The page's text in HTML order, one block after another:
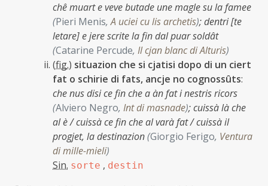
chê muart e veve butade une magle su la famee
(Pieri Menis,A uciei cu lis archetis);dentri [te
letare] e jere scrite la fin dal puar soldât
(Catarine Percude, Il cjan blanc di Alturis)
(fig.) situazion che si cjatisi dopo di un ciert
fat o schirie di fats, ancje no cognossûts:
che nus disi ce fin che a àn fat i nestris ricors
(Alviero Negro, Int di masnade);cuissà là che
al è / cuissà ce fin che al varà fat / cuissà il
progjet, la destinazion(Giorgio Ferigo, Ventura
di mille-mieli)
Sin. sorte , destin